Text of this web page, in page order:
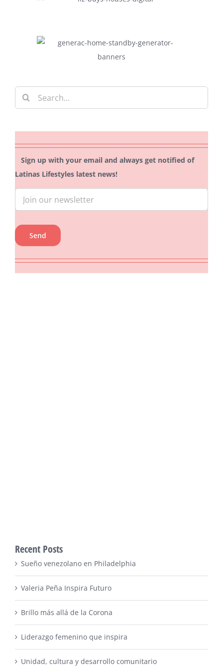
Search
for:
Sign up with your email and always get notified of
Latinas Lifestyles latest news!
Recent Posts
Sueño venezolano en Philadelphia
Valeria Peña Inspira Futuro
Brillo más allá de la Corona
Liderazgo femenino que inspira
Unidad, cultura y desarrollo comunitario